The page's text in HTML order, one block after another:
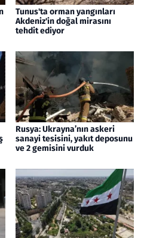
Tunus'ta orman yangınları
Akdeniz'in doğal mirasını
tehdit ediyor
Rusya: Ukrayna’nın askeri
sanayi tesisini, yakıt deposunu
ve 2 gemisini vurduk